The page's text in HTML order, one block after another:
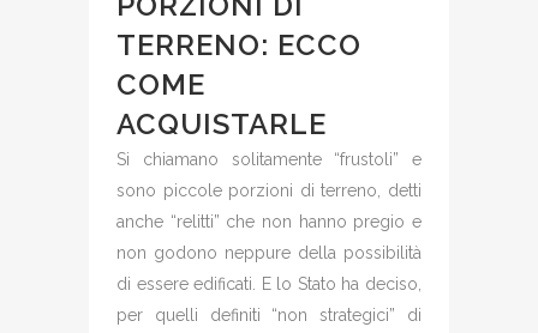
TERRENO: ECCO
COME
ACQUISTARLE
Si chiamano solitamente “frustoli” e
sono piccole porzioni di terreno, detti
anche “relitti” che non hanno pregio e
non godono neppure della possibilità
di essere edificati. E lo Stato ha deciso,
per quelli definiti “non strategici” di